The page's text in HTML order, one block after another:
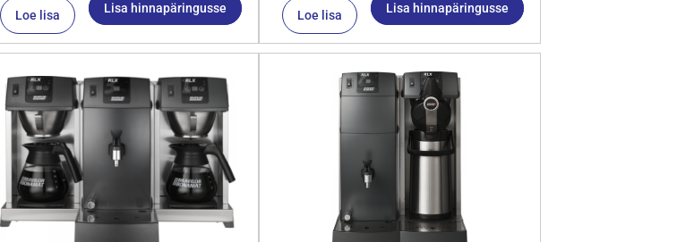
Loe lisa Lisa hinnapäringusse Loe lisa Lisa hinnapäringusse